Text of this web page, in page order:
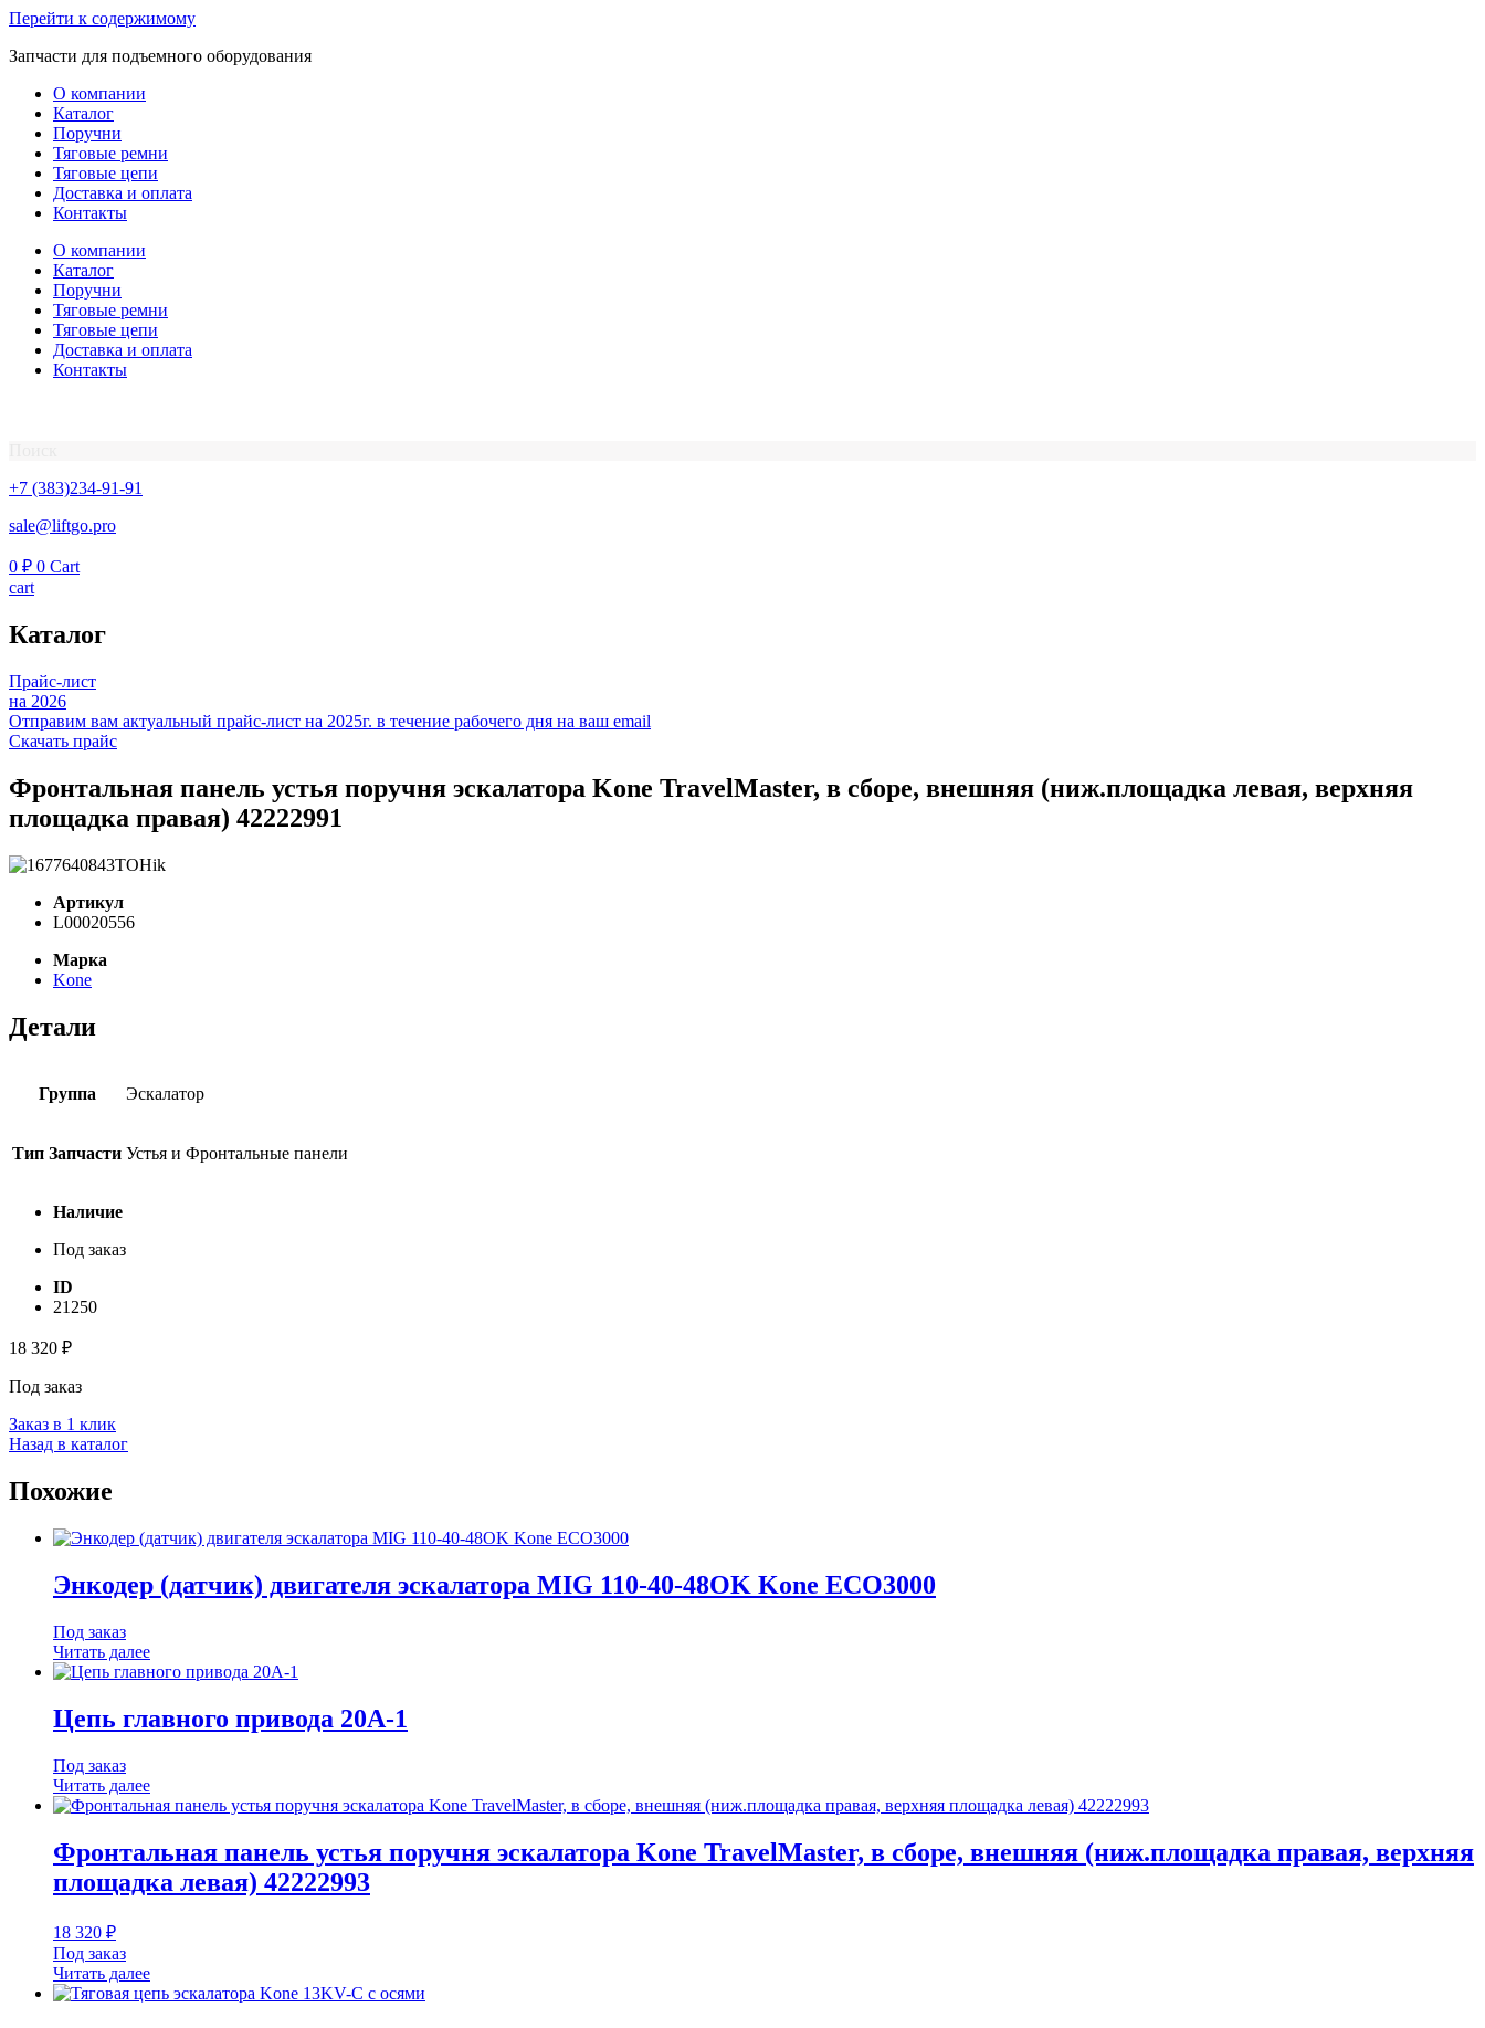
Перейти к содержимому
Запчасти для подъемного оборудования
О компании
Каталог
Поручни
Тяговые ремни
Тяговые цепи
Доставка и оплата
Контакты
О компании
Каталог
Поручни
Тяговые ремни
Тяговые цепи
Доставка и оплата
Контакты
+7 (383)234-91-91
sale@liftgo.pro
0 ₽ 0 Cart
cart
Каталог
Прайс-лист
на 2026
Отправим вам актуальный прайс-лист на 2025г. в течение рабочего дня на ваш email
Скачать прайс
Фронтальная панель устья поручня эскалатора Kone TravelMaster, в сборе, внешняя (ниж.площадка левая, верхняя
площадка правая) 42222991
Артикул
L00020556
Марка
Kone
Детали
Группа Эскалатор
Тип Запчасти Устья и Фронтальные панели
Наличие
Под заказ
ID
21250
18 320 ₽
Под заказ
Заказ в 1 клик
Назад в каталог
Похожие
Энкодер (датчик) двигателя эскалатора MIG 110-40-48OK Kone ECO3000
Под заказ
Читать далее
Цепь главного привода 20A-1
Под заказ
Читать далее
Фронтальная панель устья поручня эскалатора Kone TravelMaster, в сборе, внешняя (ниж.площадка правая, верхняя
площадка левая) 42222993
18 320 ₽
Под заказ
Читать далее